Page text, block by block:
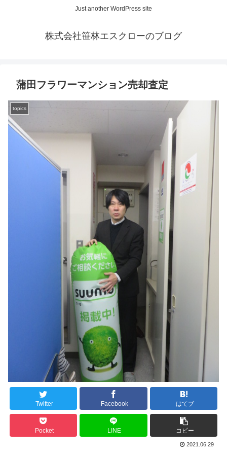
Just another WordPress site
株式会社笹林エスクローのブログ
蒲田フラワーマンション売却査定
topics
Twitter Facebook はてブ
Pocket LINE コピー
2021.06.29